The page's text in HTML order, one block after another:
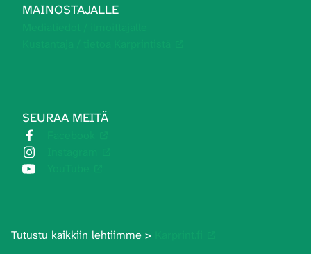
MAINOSTAJALLE
SEURAA MEITÄ
Tutustu kaikkiin lehtiimme >